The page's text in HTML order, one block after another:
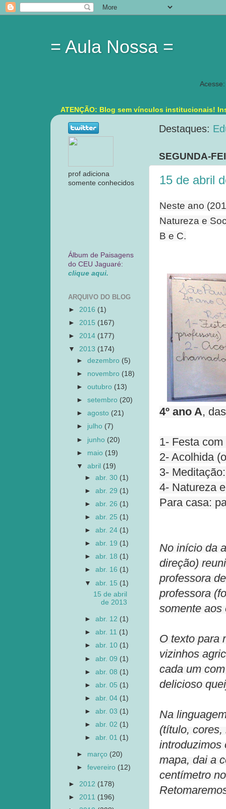
= Aula Nossa =
Acesse:
ATENÇÃO: Blog sem vínculos institucionais!
Destaques:
SEGUNDA-
15 de abril
Neste ano
Natureza e
B e C.
4º ano A,
1- Festa
2- Acolhida
3-
4- Natureza
Para casa:
No início da
direção)
professora
professora
somente aos
O texto para
vizinhos
cada um
delicioso
Na
(título, cores,
introduzimos
mapa, dai a
centímetro
prof adiciona
somente conhecidos
Álbum de Paisagens
do CEU Jaguaré:
clique aqui.
ARQUIVO DO BLOG
► 2016 (1)
► 2015 (167)
► 2014 (177)
▼ 2013 (174)
►dezembro (5)
► novembro (18)
►outubro (13)
►setembro (20)
►agosto (21)
► julho (7)
► junho (20)
► maio (19)
▼abril (19)
►abr. 30 (1)
►abr. 29 (1)
►abr. 26 (1)
►abr. 25 (1)
►abr. 24 (1)
►abr. 19 (1)
►abr. 18 (1)
►abr. 16 (1)
▼abr. 15 (1)
15 de abril
de 2013
►abr. 12 (1)
►abr. 11 (1)
►abr. 10 (1)
►abr. 09 (1)
►abr. 08 (1)
►abr. 05 (1)
►abr. 04 (1)
►abr. 03 (1)
►abr. 02 (1)
►abr. 01 (1)
► março (20)
►fevereiro (12)
► 2012 (178)
► 2011 (196)